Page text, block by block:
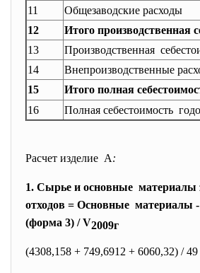
11
Общезаводские расходы
12
Итого производственная
13
Производственная
14
Внепроизводственные
15
Итого полная
16
Полная себестоимость
Расчет изделие А:
1. Сырье и основные материалы
отходов = Основные материалы
(форма 3) / V2009г
(4308,158 + 749,6912 + 6060,32) /